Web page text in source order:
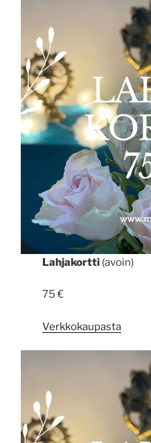
Lahjakortti (avoin)
75 €
Verkkokaupasta